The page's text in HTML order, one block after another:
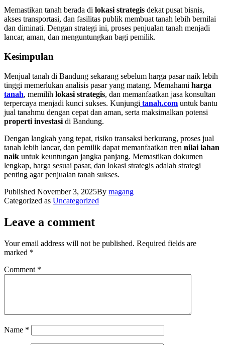
Memastikan tanah berada di lokasi strategis dekat pusat bisnis,
akses transportasi, dan fasilitas publik membuat tanah lebih bernilai
dan diminati. Dengan strategi ini, proses penjualan tanah menjadi
lancar, aman, dan menguntungkan bagi pemilik.
Kesimpulan
Menjual tanah di Bandung sekarang sebelum harga pasar naik lebih
tinggi memerlukan analisis pasar yang matang. Memahami harga
tanah, memilih lokasi strategis, dan memanfaatkan jasa konsultan
terpercaya menjadi kunci sukses. Kunjungi tanah.com untuk bantu
jual tanahmu dengan cepat dan aman, serta maksimalkan potensi
properti investasi di Bandung.
Dengan langkah yang tepat, risiko transaksi berkurang, proses jual
tanah lebih lancar, dan pemilik dapat memanfaatkan tren nilai lahan
naik untuk keuntungan jangka panjang. Memastikan dokumen
lengkap, harga sesuai pasar, dan lokasi strategis adalah strategi
penting agar penjualan tanah sukses.
Published November 3, 2025By magang
Categorized as Uncategorized
Leave a comment
Your email address will not be published. Required fields are
marked *
Comment *
Name *